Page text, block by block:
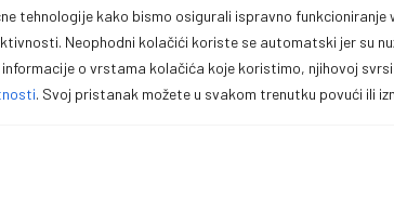
tehnologije kako bismo osigurali ispravno
Neophodni kolačići koriste se automatski jer su
o vrstama kolačića koje koristimo, njihovoj
. Svoj pristanak možete u svakom trenutku povući ili
h - 16:00 h
Obuća
Koferi i futrole